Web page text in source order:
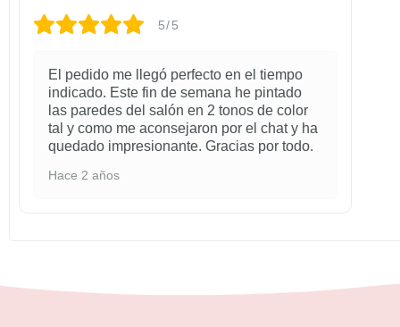
5/5
El pedido me llegó perfecto en el tiempo
indicado. Este fin de semana he pintado
las paredes del salón en 2 tonos de color
tal y como me aconsejaron por el chat y ha
quedado impresionante. Gracias por todo.
Hace 2 años